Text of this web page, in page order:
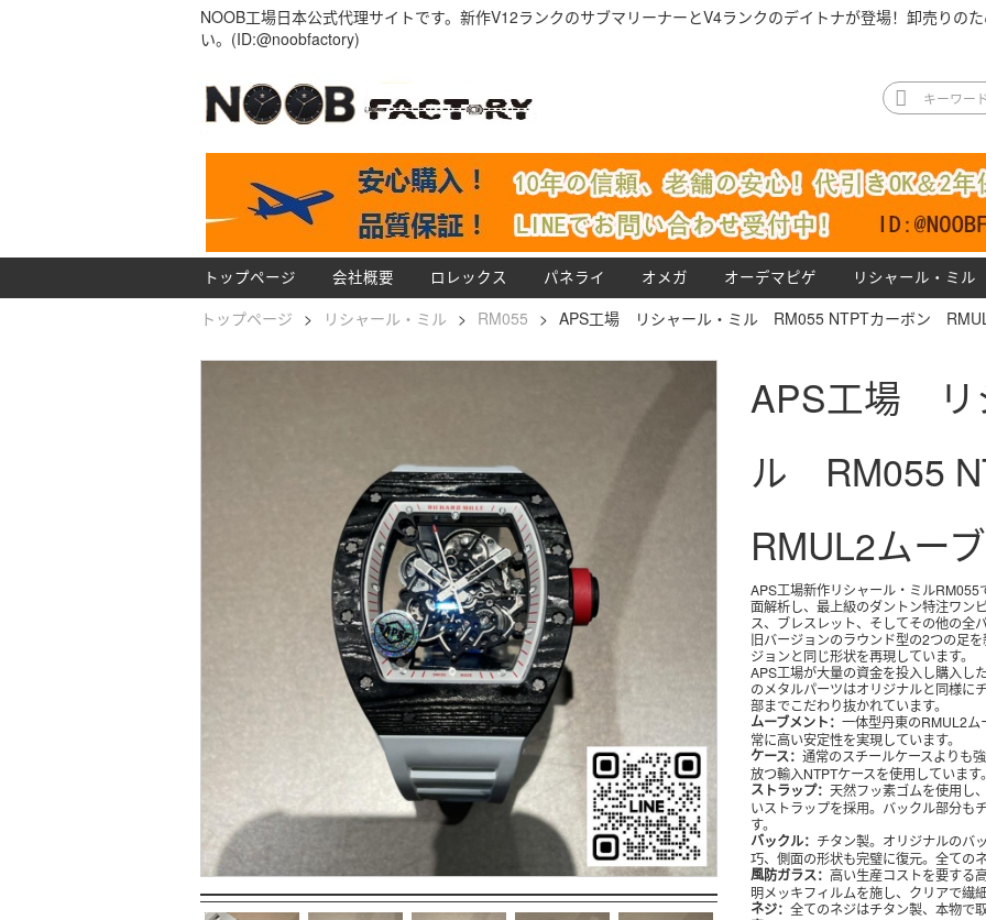
NOOB工場日本公式代理サイトです。新作V12ランクのサブマリーナーとV4ランクのデイトナが登場！卸売りの
い。(ID:@noobfactory)
トップページ 会社概要 ロレックス パネライ オメガ オーデマピゲ リシャール・ミル
トップページ > リシャール・ミル > RM055 > APS工場 リシャール・ミル RM055 NTPTカーボン
APS工場 リ
ル RM055
RMUL2ムー
APS工場新作リシャール・ミルRM055です。本物のムーブメントを細かい所まで全
面解析し、最上級のダントン特注ワン
ス、ブレスレット、そしてその他の全
旧バージョンのラウンド型の2つの足を新たにハート型に変更し、オリジナルバー
ジョンと同じ形状を再現しています。
APS工場が大量の資金を投入し購入した複数の本物に沿って生産したため、すべて
のメタルパーツはオリジナルと同様に
部までこだわり抜かれています。
ムーブメント： 一体型丹東のRMUL2ム
常に高い安定性を実現しています。
ケース： 通常のスチールケースよりも
放つ輸入NTPTケースを使用しています。
ストラップ： 天然フッ素ゴムを使用し
いストラップを採用。バックル部分も
す。
バックル： チタン製。オリジナルのバ
巧、側面の形状も完璧に復元。全ての
風防ガラス： 高い生産コストを要する
明メッキフィルムを施し、クリアで繊
ネジ： 全てのネジはチタン製、本物で